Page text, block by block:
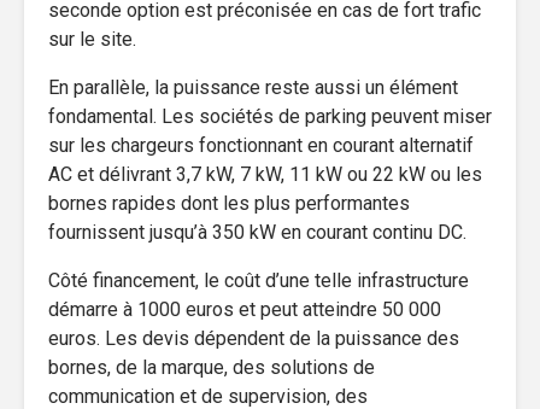
seconde option est préconisée en cas de fort trafic
sur le site.
En parallèle, la puissance reste aussi un élément
fondamental. Les sociétés de parking peuvent miser
sur les chargeurs fonctionnant en courant alternatif
AC et délivrant 3,7 kW, 7 kW, 11 kW ou 22 kW ou les
bornes rapides dont les plus performantes
fournissent jusqu’à 350 kW en courant continu DC.
Côté financement, le coût d’une telle infrastructure
démarre à 1000 euros et peut atteindre 50 000
euros. Les devis dépendent de la puissance des
bornes, de la marque, des solutions de
communication et de supervision, des